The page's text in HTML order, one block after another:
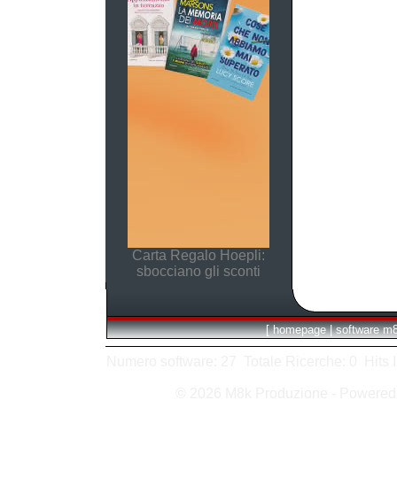
Carta Regalo Hoepli:
sbocciano gli sconti
[ homepage | software